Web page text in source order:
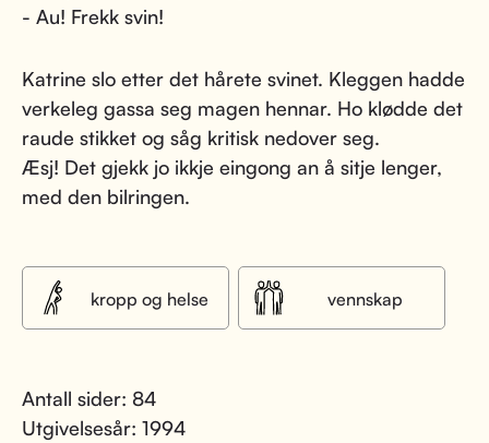
- Au! Frekk svin!
Katrine slo etter det hårete svinet. Kleggen hadde
verkeleg gassa seg magen hennar. Ho klødde det
raude stikket og såg kritisk nedover seg.
Æsj! Det gjekk jo ikkje eingong an å sitje lenger,
med den bilringen.
kropp og helse vennskap
Antall sider: 84
Utgivelsesår: 1994